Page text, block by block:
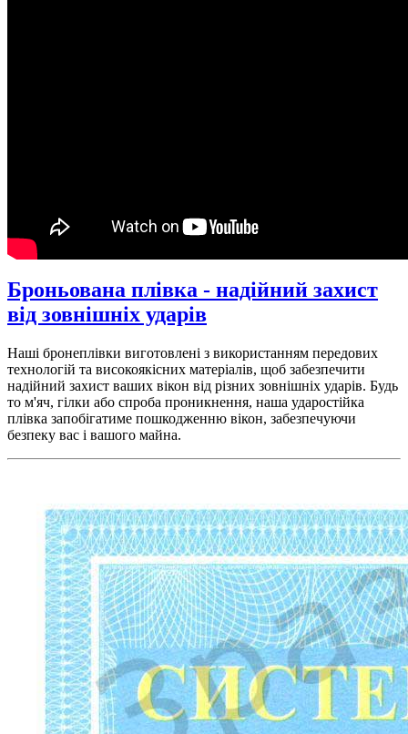
Броньована плівка - надійний захист
від зовнішніх ударів
Наші бронеплівки виготовлені з використанням передових
технологій та високоякісних матеріалів, щоб забезпечити
надійний захист ваших вікон від різних зовнішніх ударів. Будь
то м'яч, гілки або спроба проникнення, наша ударостійка
плівка запобігатиме пошкодженню вікон, забезпечуючи
безпеку вас і вашого майна.